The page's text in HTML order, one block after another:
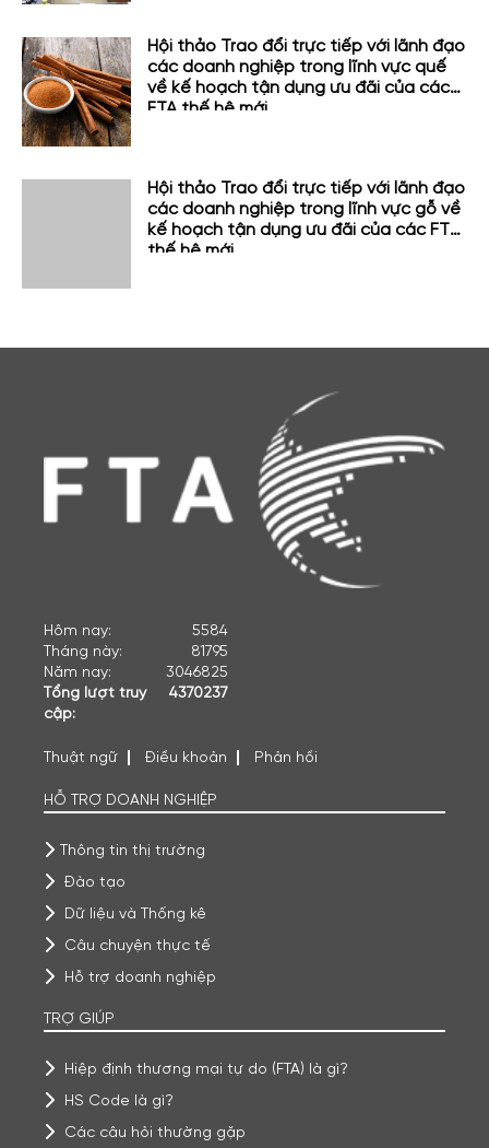
Hội thảo Trao đổi trực tiếp với lãnh đạo
các doanh nghiệp trong lĩnh vực quế
về kế hoạch tận dụng ưu đãi của các
FTA thế hệ mới
Hội thảo Trao đổi trực tiếp với lãnh đạo
các doanh nghiệp trong lĩnh vực gỗ về
kế hoạch tận dụng ưu đãi của các FTA
thế hệ mới
Hôm nay:
5584
Tháng này:
81795
Năm nay:
3046825
Tổng lượt truy
cập:
4370237
Thuật ngữ Điều khoản Phản hồi
HỖ TRỢ DOANH NGHIỆP
Thông tin thị trường
Đào tạo
Dữ liệu và Thống kê
Câu chuyện thực tế
Hỗ trợ doanh nghiệp
TRỢ GIÚP
Hiệp định thương mại tự do (FTA) là gì?
HS Code là gì?
Các câu hỏi thường gặp